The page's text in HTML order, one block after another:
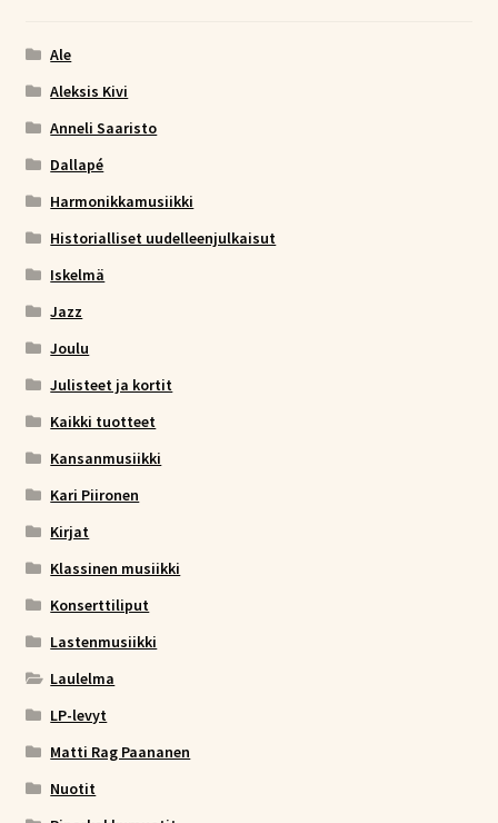
Ale
Aleksis Kivi
Anneli Saaristo
Dallapé
Harmonikkamusiikki
Historialliset uudelleenjulkaisut
Iskelmä
Jazz
Joulu
Julisteet ja kortit
Kaikki tuotteet
Kansanmusiikki
Kari Piironen
Kirjat
Klassinen musiikki
Konserttiliput
Lastenmusiikki
Laulelma
LP-levyt
Matti Rag Paananen
Nuotit